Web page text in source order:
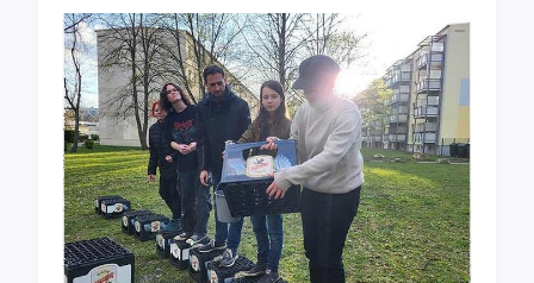
Training
mitten
im
Wohngebiet